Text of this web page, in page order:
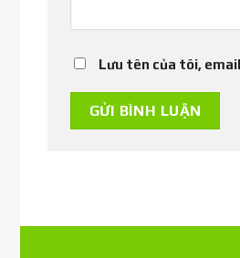
Lưu tên của tôi,